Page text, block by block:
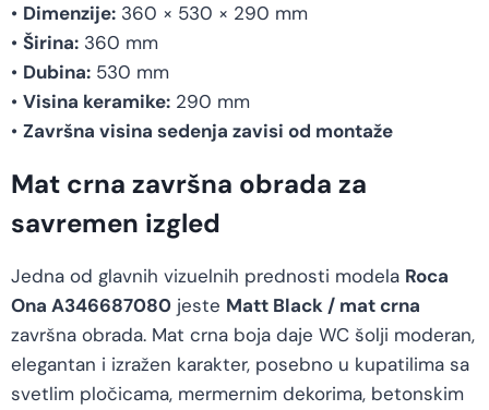
• Dimenzije: 360 × 530 × 290 mm
• Širina: 360 mm
• Dubina: 530 mm
• Visina keramike: 290 mm
• Završna visina sedenja zavisi od montaže
Mat crna završna obrada za
savremen izgled
Jedna od glavnih vizuelnih prednosti modela Roca
Ona A346687080 jeste Matt Black / mat crna
završna obrada. Mat crna boja daje WC šolji moderan,
elegantan i izražen karakter, posebno u kupatilima sa
svetlim pločicama, mermernim dekorima, betonskim